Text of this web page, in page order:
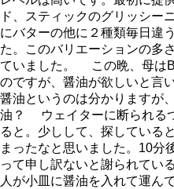
ド、スティックのグリッシー
にバターの他に２種類毎日違
た。このバリエーションの多
ていました。 この晩、母は
のですが、醤油が欲しいと言
醤油というのは分かりますが
油？ ウェイターに断られる
ると。少しして、探している
まったなと思いました。10分
って申し訳ないと謝られてい
人が小皿に醤油を入れて運ん